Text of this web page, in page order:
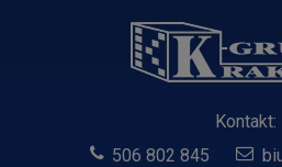
Kontakt:
506 802 845